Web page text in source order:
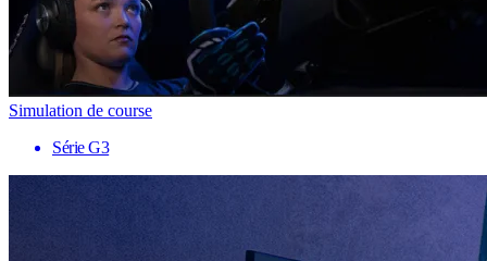
Simulation de course
Série G3